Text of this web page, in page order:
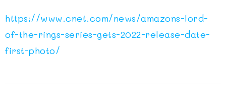
https://www.cnet.com/news/amazons-lord-
of-the-rings-series-gets-2022-release-date-
first-photo/